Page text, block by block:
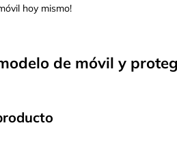
hoy mismo!
de móvil y